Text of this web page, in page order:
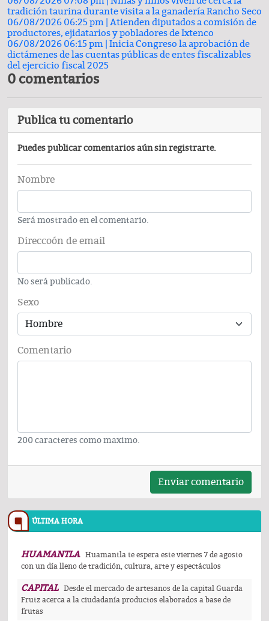
tradición taurina durante visita a la ganadería Rancho Seco
06/08/2026 06:25 pm | Atienden diputados a comisión de
productores, ejidatarios y pobladores de Ixtenco
06/08/2026 06:15 pm | Inicia Congreso la aprobación de
dictámenes de las cuentas públicas de entes fiscalizables
del ejercicio fiscal 2025
0 comentarios
Publica tu comentario
Puedes publicar comentarios aún sin registrarte.
Nombre
Será mostrado en el comentario.
Direccoón de email
No será publicado.
Sexo
Comentario
200 caracteres como maximo.
Enviar comentario
ÚLTIMA HORA
HUAMANTLA
Huamantla te espera este viernes 7 de agosto
con un día lleno de tradición, cultura, arte y espectáculos
CAPITAL
Desde el mercado de artesanos de la capital Guarda
Frutz acerca a la ciudadanía productos elaborados a base de
frutas